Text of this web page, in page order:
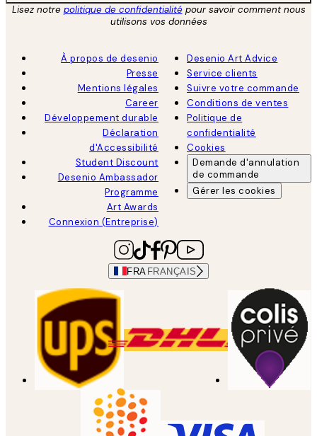
Lisez notre politique de confidentialitépour savoir comment nous
utilisons vos données
À propos de desenio
Presse
Mentions légales
Career
Développement durable
Déclaration
d'Accessibilité
Student Discount
Desenio Ambassador
Programme
Art Awards
Connexion (Entreprise)
Desenio Art Advice
Service clients
Suivre votre commande
Conditions de ventes
Politique de
confidentialité
Cookies
Demande d'annulation
de commande
Gérer les cookies
FRA FRANÇAIS